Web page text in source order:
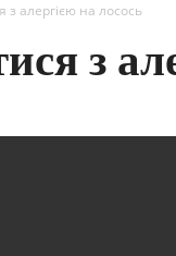
з алергією на лосось
з